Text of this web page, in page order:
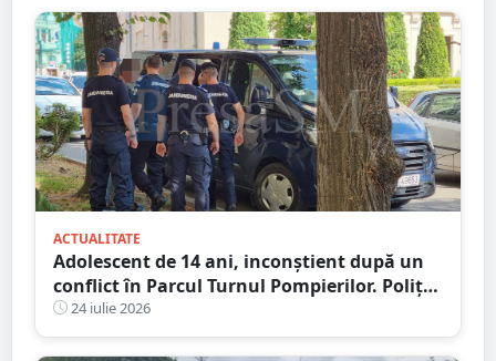
ACTUALITATE
Adolescent de 14 ani, inconștient după un
conflict în Parcul Turnul Pompierilor. Poliția
a deschis dosar penal
24 iulie 2026